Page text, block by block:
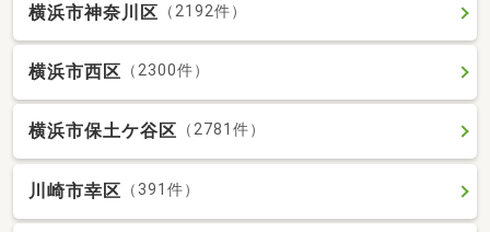
横浜市神奈川区 （2192件）
横浜市西区 （2300件）
横浜市保土ケ谷区 （2781件）
川崎市幸区 （391件）